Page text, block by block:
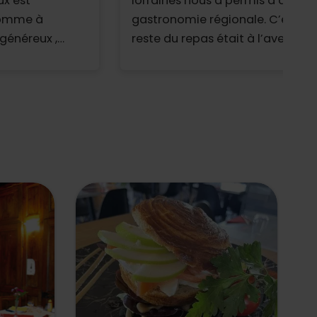
à
,
gastronomie régionale. C’était
reste du repas était à l’avenant